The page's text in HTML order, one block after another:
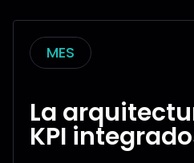
MES
La
KPI